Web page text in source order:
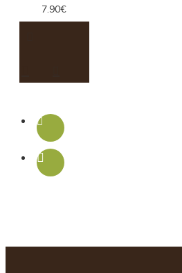
7.90€